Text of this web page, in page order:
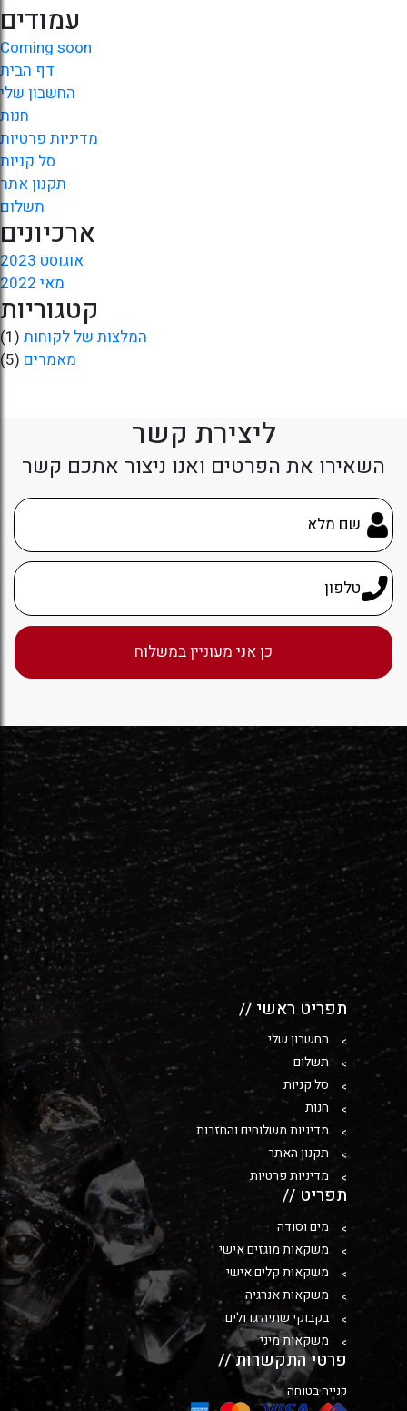
עמודים
Coming soon
דף הבית
החשבון שלי
חנות
מדיניות פרטיות
סל קניות
תקנון אתר
תשלום
ארכיונים
אוגוסט 2023
מאי 2022
קטגוריות
המלצות של לקוחות (1)
מאמרים (5)
ליצירת קשר
השאירו את הפרטים ואנו ניצור אתכם קשר
תפריט ראשי //
החשבון שלי
תשלום
סל קניות
חנות
מדיניות משלוחים והחזרות
תקנון האתר
מדיניות פרטיות
תפריט //
מים וסודה
משקאות מוגזים אישי
משקאות קלים אישי
משקאות אנרגיה
בקבוקי שתיה גדולים
משקאות מיני
פרטי התקשרות //
קנייה בטוחה